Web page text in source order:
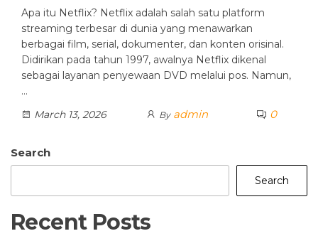
Apa itu Netflix? Netflix adalah salah satu platform
streaming terbesar di dunia yang menawarkan
berbagai film, serial, dokumenter, dan konten orisinal.
Didirikan pada tahun 1997, awalnya Netflix dikenal
sebagai layanan penyewaan DVD melalui pos. Namun,
…
March 13, 2026
By admin 0
Search
Search
Recent Posts